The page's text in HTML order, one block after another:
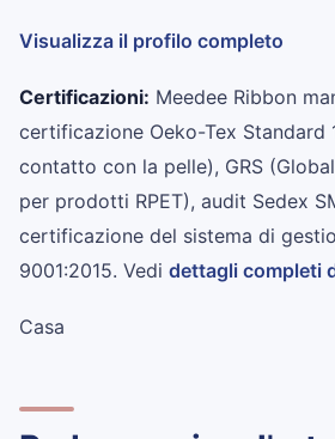
Visualizza il profilo completo
Certificazioni: Meedee Ribbon
certificazione Oeko-Tex Standard
contatto con la pelle), GRS
per prodotti RPET), audit Sedex
certificazione del sistema di
9001:2015. Vedi dettagli completi
Casa